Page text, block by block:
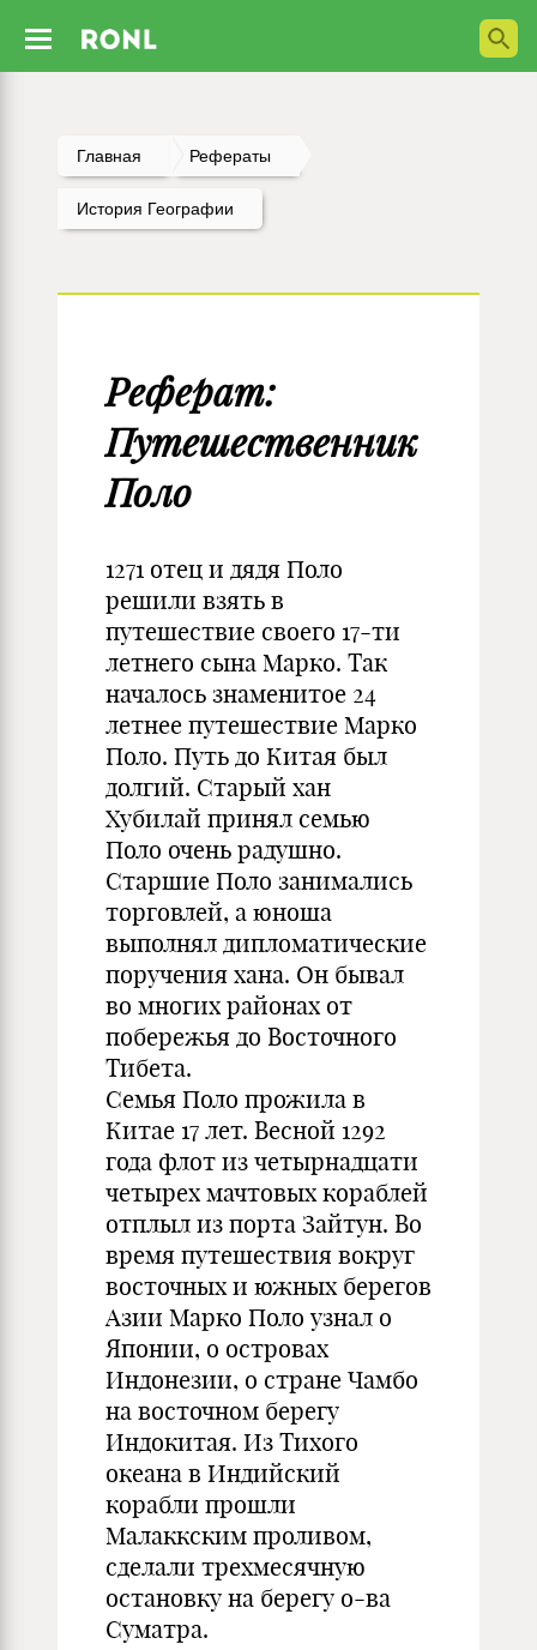
Главная Рефераты
История Географии
Реферат:
Путешественник
Поло
1271 отец и дядя Поло
решили взять в
путешествие своего 17-ти
летнего сына Марко. Так
началось знаменитое 24
летнее путешествие Марко
Поло. Путь до Китая был
долгий. Старый хан
Хубилай принял семью
Поло очень радушно.
Старшие Поло занимались
торговлей, а юноша
выполнял дипломатические
поручения хана. Он бывал
во многих районах от
побережья до Восточного
Тибета.
Семья Поло прожила в
Китае 17 лет. Весной 1292
года флот из четырнадцати
четырех мачтовых кораблей
отплыл из порта Зайтун. Во
время путешествия вокруг
восточных и южных берегов
Азии Марко Поло узнал о
Японии, о островах
Индонезии, о стране Чамбо
на восточном берегу
Индокитая. Из Тихого
океана в Индийский
корабли прошли
Малаккским проливом,
сделали трехмесячную
остановку на берегу о-ва
Суматра.